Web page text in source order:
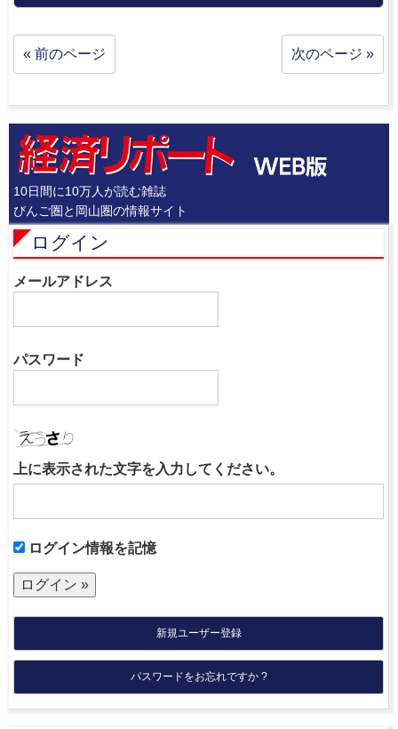
« 前のページ 次のページ »
10日間に10万人が読む雑誌
びんご圏と岡山圏の情報サイト
ログイン
メールアドレス
パスワード
上に表示された文字を入力してください。
ログイン情報を記憶
新規ユーザー登録
パスワードをお忘れですか ?